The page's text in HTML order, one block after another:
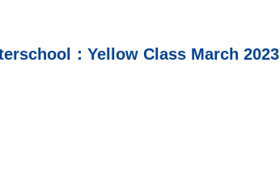
：Yellow Class March 2023